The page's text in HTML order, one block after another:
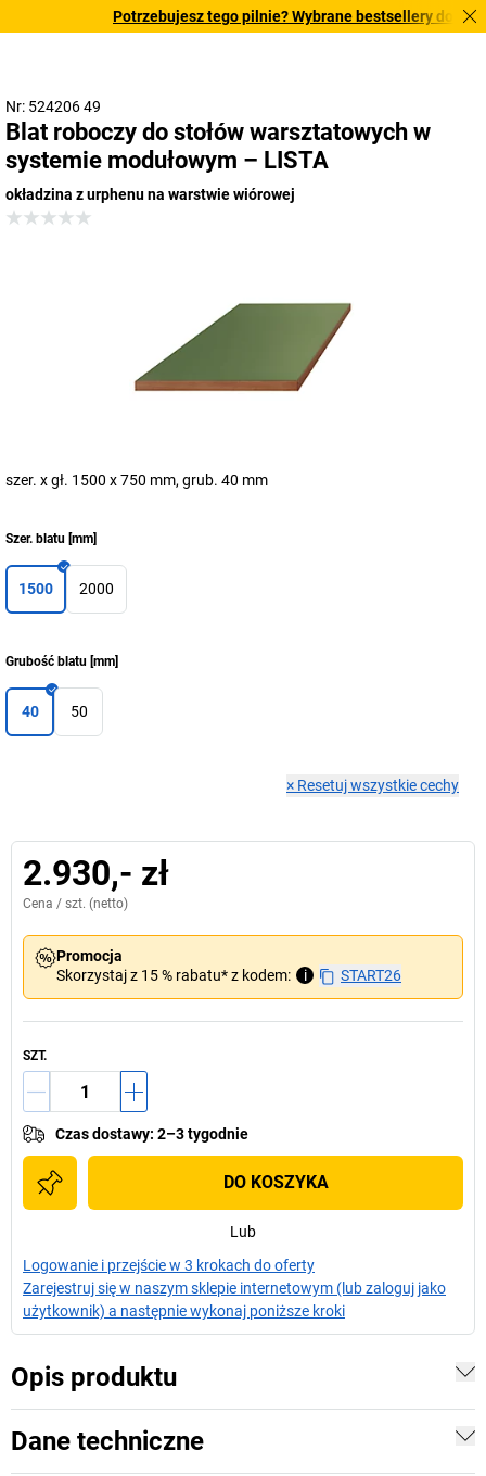
Potrzebujesz tego pilnie? Wybrane bestsellery
Nr: 524206 49
Blat roboczy do stołów warsztatowych w
systemie modułowym – LISTA
okładzina z urphenu na warstwie wiórowej
szer. x gł. 1500 x 750 mm, grub. 40 mm
Szer. blatu [mm]
1500 2000
Grubość blatu [mm]
40 50
× Resetuj wszystkie cechy
2.930,- zł
Cena / szt. (netto)
Promocja
Skorzystaj z 15 % rabatu* z kodem:
i START26
SZT.
Czas dostawy: 2–3 tygodnie
DO KOSZYKA
Lub
Logowanie i przejście w 3 krokach do oferty
Zarejestruj się w naszym sklepie internetowym (lub zaloguj jako
użytkownik) a następnie wykonaj poniższe kroki
Opis produktu
Dane techniczne